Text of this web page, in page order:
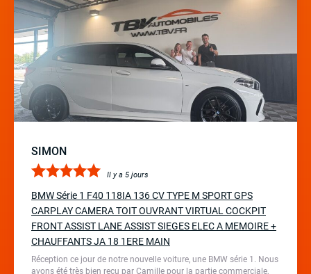
SIMON
Il y a 5 jours
BMW Série 1 F40 118IA 136 CV TYPE M SPORT GPS
CARPLAY CAMERA TOIT OUVRANT VIRTUAL COCKPIT
FRONT ASSIST LANE ASSIST SIEGES ELEC A MEMOIRE +
CHAUFFANTS JA 18 1ERE MAIN
Réception ce jour de notre nouvelle voiture, une BMW série 1. Nous
avons été très bien reçu par Camille pour la partie commerciale,